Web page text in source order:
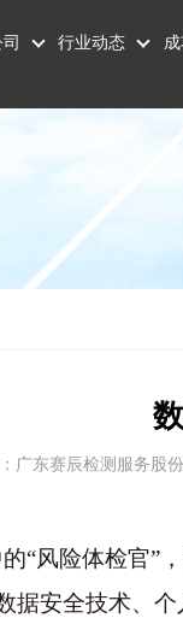
行业动态
广东赛辰检测服务股
“风险体检官”
据安全技术、